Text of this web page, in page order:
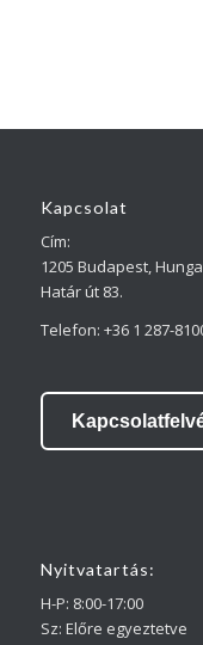
Kapcsolat
Cím:
1205 Budapest,
Határ út 83.
Telefon: +36 1 287-
Nyitvatartás:
H-P: 8:00-17:00
Sz: Előre egyeztetve